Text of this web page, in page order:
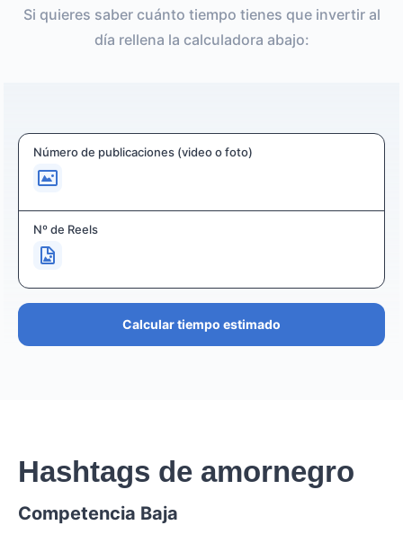
Si quieres saber cuánto tiempo tienes que invertir al
día rellena la calculadora abajo:
Número de publicaciones (video o foto)
Nº de Reels
Calcular tiempo estimado
Hashtags de amornegro
Competencia Baja